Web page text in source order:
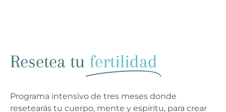
Resetea tu fertilidad
Programa intensivo de tres meses donde
resetearás tu cuerpo, mente y espíritu, para crear